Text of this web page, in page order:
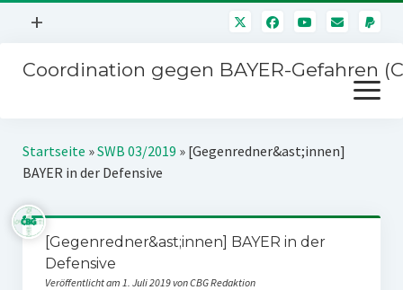
Menü
+
Mitmachen
Über uns
Kontakt
Impressum
Störfälle
Coordination gegen BAYER-Gefahren
Menü
öffnen
Kampagnen
Stichwort BAYER
Jahrestagung
Startseite »SWB 03/2019 » [Gegenredner&ast;innen]
BAYER in der Defensive
[Gegenredner&ast;innen] BAYER in der
Defensive
Veröffentlicht am 1. Juli 2019 von CBG Redaktion